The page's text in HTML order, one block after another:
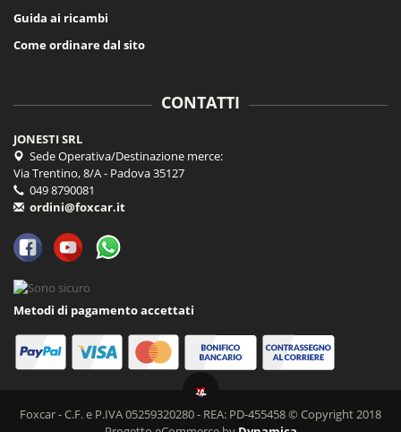
Guida ai ricambi
Come ordinare dal sito
CONTATTI
JONESTI SRL
Sede Operativa/Destinazione merce:
Via Trentino, 8/A - Padova 35127
049 8790081
ordini@foxcar.it
Metodi di pagamento accettati
Foxcar - C.F. e P.IVA 05259320280 - REA: PD-455458 © Copyright 2018